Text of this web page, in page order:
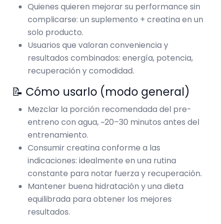
Quienes quieren mejorar su performance sin
complicarse: un suplemento + creatina en un
solo producto.
Usuarios que valoran conveniencia y
resultados combinados: energía, potencia,
recuperación y comodidad.
📝 Cómo usarlo (modo general)
Mezclar la porción recomendada del pre-
entreno con agua, ~20–30 minutos antes del
entrenamiento.
Consumir creatina conforme a las
indicaciones: idealmente en una rutina
constante para notar fuerza y recuperación.
Mantener buena hidratación y una dieta
equilibrada para obtener los mejores
resultados.